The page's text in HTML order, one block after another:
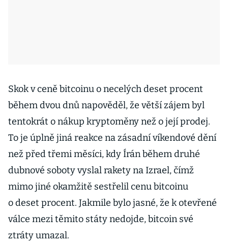
Skok v ceně bitcoinu o necelých deset procent
během dvou dnů napověděl, že větší zájem byl
tentokrát o nákup kryptoměny než o její prodej.
To je úplně jiná reakce na zásadní víkendové dění
než před třemi měsíci, kdy Írán během druhé
dubnové soboty vyslal rakety na Izrael, čímž
mimo jiné okamžitě sestřelil cenu bitcoinu
o deset procent. Jakmile bylo jasné, že k otevřené
válce mezi těmito státy nedojde, bitcoin své
ztráty umazal.